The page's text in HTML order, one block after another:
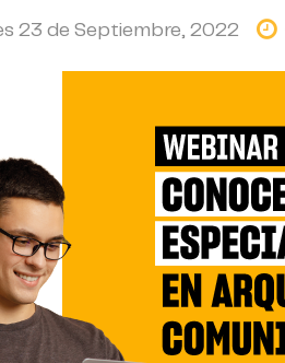
23 de Septiembre, 2022